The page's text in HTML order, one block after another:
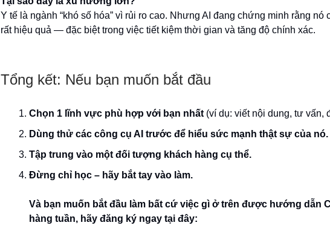
Y tế là ngành “khó số hóa” vì rủi ro cao. Nhưng AI đang chứng minh rằng nó
rất hiệu quả — đặc biệt trong việc tiết kiệm thời gian và tăng độ chính xác.
Tổng kết: Nếu bạn muốn bắt đầu
Chọn 1 lĩnh vực phù hợp với bạn nhất (ví dụ: viết nội dung, tư vấn,
Dùng thử các công cụ AI trước để hiểu sức mạnh thật sự của nó.
Tập trung vào một đối tượng khách hàng cụ thể.
Đừng chỉ học – hãy bắt tay vào làm.
Và bạn muốn bắt đầu làm bất cứ việc gì ở trên được hướng dẫn
hàng tuần, hãy đăng ký ngay tại đây: